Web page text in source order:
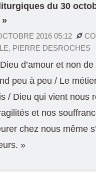
du 30
»
2016 05:12
, PIERRE DESROCHES
d’amour et non
peu à peu / Le
/ Dieu qui vient nous
et nos
chez nous même
»